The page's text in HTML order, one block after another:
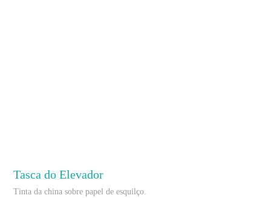
Tasca do Elevador
Tinta da china sobre papel de esquilço.